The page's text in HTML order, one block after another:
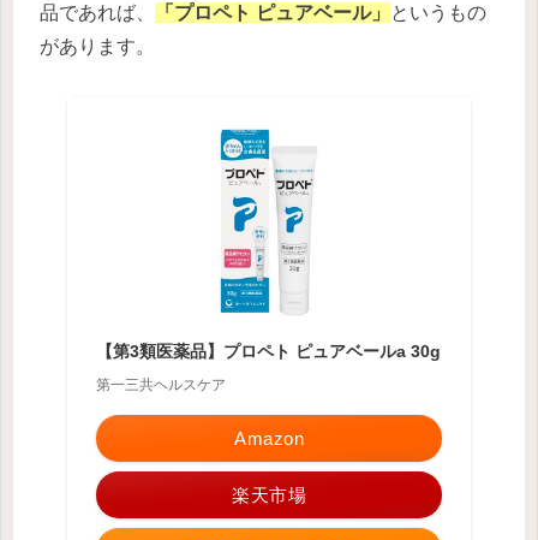
品であれば、
「プロペト ピュアベール」
というもの
があります。
【第3類医薬品】プロペト ピュアベールa 30g
第一三共ヘルスケア
Amazon
楽天市場